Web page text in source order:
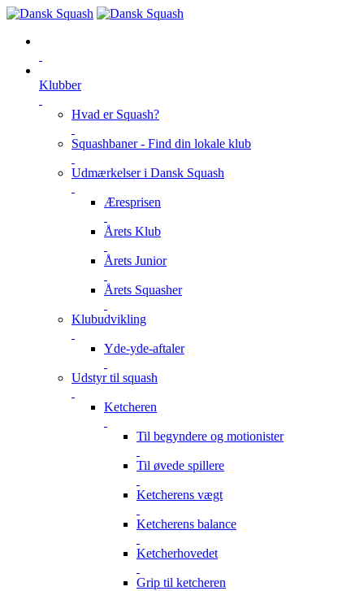
Klubber
Hvad er Squash?
Squashbaner - Find din lokale klub
Udmærkelser i Dansk Squash
Æresprisen
Årets Klub
Årets Junior
Årets Squasher
Klubudvikling
Yde-yde-aftaler
Udstyr til squash
Ketcheren
Til begyndere og motionister
Til øvede spillere
Ketcherens vægt
Ketcherens balance
Ketcherhovedet
Grip til ketcheren